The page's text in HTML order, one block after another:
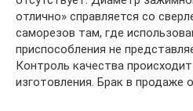
отлично» справляется со
саморезов там, где
приспособления не
Контроль качества
изготовления. Брак в продаже